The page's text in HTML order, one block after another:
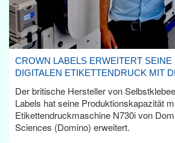
CROWN LABELS ERWEITERT SEINE
DIGITALEN ETIKETTENDRUCK MIT
Der britische Hersteller von
Labels hat seine Produktionskapazität
Etikettendruckmaschine N730i von
Sciences (Domino) erweitert.